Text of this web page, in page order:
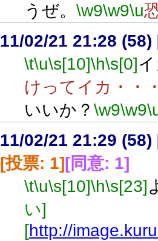
うぜ。 \w9\w9\u
11/02/21 21:28 (58)
\t\u\s[10]\h\s[0]
けってイカ・・
いいか？ \w9\w9
11/02/21 21:29 (58)
[投票: 1][同意: 1]
\t\u\s[10]\h\s[23]
い]
[http://